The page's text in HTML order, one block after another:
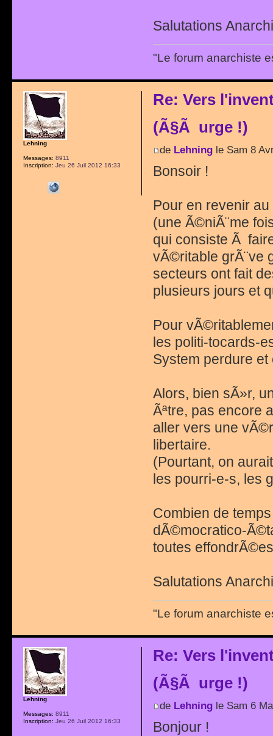
Salutations
"Le forum anarchiste
Re: Vers
(Ã§Ã urge !)
de Lehningle Sam 8
Bonsoir !
Pour en revenir
(une Ã©niÃ¨me
qui consiste Ã
vÃ©ritable grÃ¨ve
secteurs ont fait
plusieurs jours et
Pour
les politi-tocards-
System perdure
Alors, bien sÃ»r,
Ãªtre, pas encore
aller vers une
libertaire.
(Pourtant, on
les pourri-e-s, les
Combien de
dÃ©mocratico-
toutes
Salutations
"Le forum anarchiste
Lehning
Messages: 8911
Inscription: Jeu 26 Juil 2012 16:33
Re: Vers
(Ã§Ã urge !)
de Lehningle Sam 6
Bonjour !
Lehning
Messages: 8911
Inscription: Jeu 26 Juil 2012 16:33